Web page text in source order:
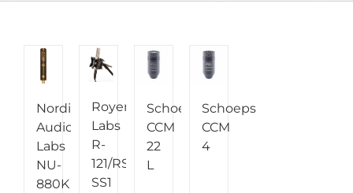
Nordic
Audio
Labs
NU-
880K
Royer
Labs
R-
121/RSM-
SS1
Schoeps
CCM
22
L
Schoeps
CCM
4